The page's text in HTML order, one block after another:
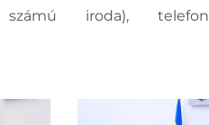
iroda),